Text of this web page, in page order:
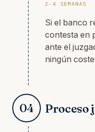
2-4 SEMANAS
Si el banco
contesta en
ante el
ningún
04 Proceso